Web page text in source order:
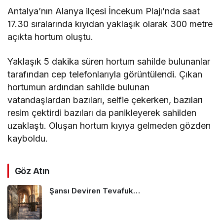
Antalya’nın Alanya ilçesi İncekum Plajı’nda saat
17.30 sıralarında kıyıdan yaklaşık olarak 300 metre
açıkta hortum oluştu.
Yaklaşık 5 dakika süren hortum sahilde bulunanlar
tarafından cep telefonlarıyla görüntülendi. Çıkan
hortumun ardından sahilde bulunan
vatandaşlardan bazıları, selfie çekerken, bazıları
resim çektirdi bazıları da panikleyerek sahilden
uzaklaştı. Oluşan hortum kıyıya gelmeden gözden
kayboldu.
Göz Atın
Şansı Deviren Tevafuk…